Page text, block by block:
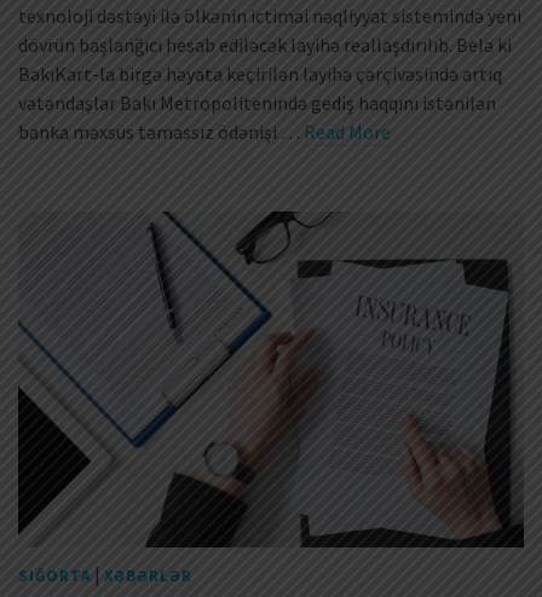
texnoloji dəstəyi ilə ölkənin ictimai nəqliyyat sistemində yeni
dövrün başlanğıcı hesab ediləcək layihə reallaşdırılıb. Belə ki
BakıKart-la birgə həyata keçirilən layihə çərçivəsində artıq
vətəndaşlar Bakı Metropolitenində gediş haqqını istənilən
banka məxsus təmassız ödənişi … Read More
SIĞORTA | XƏBƏRLƏR